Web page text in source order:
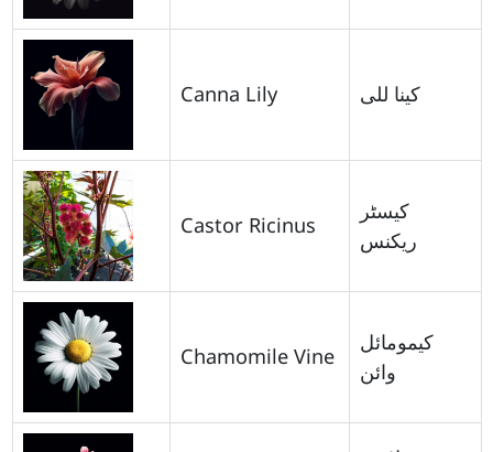
Canna Lily کینا للی
Castor Ricinus
کیسٹر
ریکنس
Chamomile Vine
کیمومائل
وائن